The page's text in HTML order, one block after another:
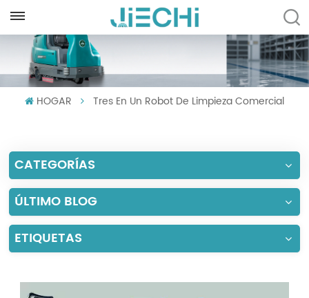
English
Français
Español
Português
العربية
Tiếng Việt
HOGAR Tres En Un Robot De Limpieza Comercial
CATEGORÍAS
ÚLTIMO BLOG
ETIQUETAS